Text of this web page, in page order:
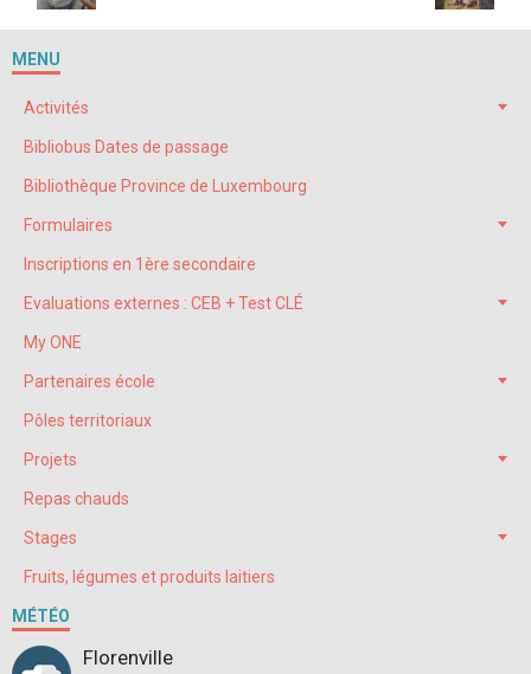
MENU
Activités
Bibliobus Dates de passage
Bibliothèque Province de Luxembourg
Formulaires
Inscriptions en 1ère secondaire
Evaluations externes : CEB + Test CLÉ
My ONE
Partenaires école
Pôles territoriaux
Projets
Repas chauds
Stages
Fruits, légumes et produits laitiers
MÉTÉO
Florenville